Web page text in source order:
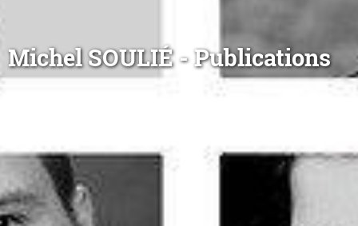
Michel SOULIÉ - Publications